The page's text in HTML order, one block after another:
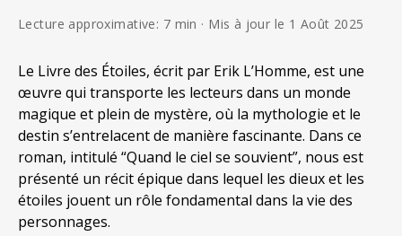
Lecture approximative: 7 min · Mis à jour le 1 Août 2025
Le Livre des Étoiles, écrit par Erik L’Homme, est une
œuvre qui transporte les lecteurs dans un monde
magique et plein de mystère, où la mythologie et le
destin s’entrelacent de manière fascinante. Dans ce
roman, intitulé “Quand le ciel se souvient”, nous est
présenté un récit épique dans lequel les dieux et les
étoiles jouent un rôle fondamental dans la vie des
personnages.